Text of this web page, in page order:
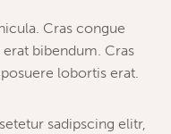
Cras congue
bibendum. Cras
lobortis erat.
sadipscing elitr,